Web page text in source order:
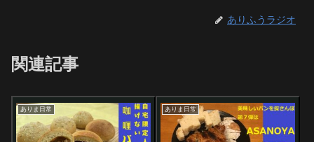
ありふうラジオ
関連記事
ありま日常 ありま日常